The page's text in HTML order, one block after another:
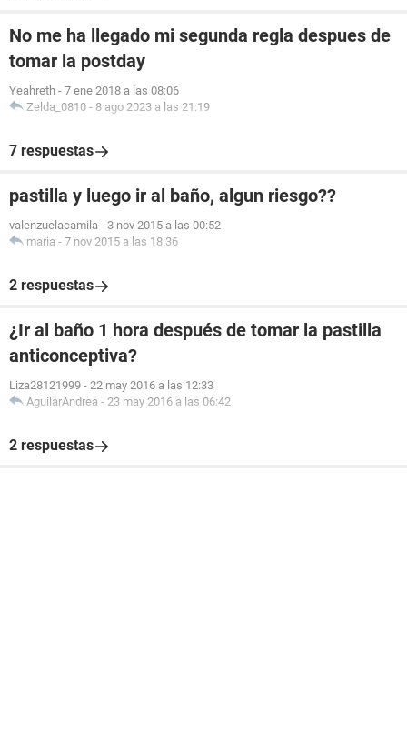
No me ha llegado mi segunda regla despues de
tomar la postday
Yeahreth - 7 ene 2018 a las 08:06
Zelda_0810 - 8 ago 2023 a las 21:19
7 respuestas
pastilla y luego ir al baño, algun riesgo??
valenzuelacamila - 3 nov 2015 a las 00:52
maria - 7 nov 2015 a las 18:36
2 respuestas
¿Ir al baño 1 hora después de tomar la pastilla
anticonceptiva?
Liza28121999 - 22 may 2016 a las 12:33
AguilarAndrea - 23 may 2016 a las 06:42
2 respuestas